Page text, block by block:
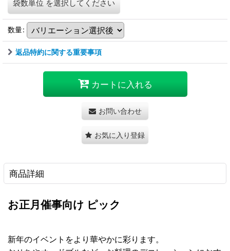
袋数単位 を選択してください
数量:
返品特約に関する重要事項
カートに入れる
お問い合わせ
お気に入り登録
商品詳細
お正月催事向け ピック
新年のイベントをより華やかに彩ります。